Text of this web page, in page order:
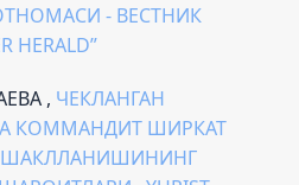
- ВЕСТНИК
HERALD”
, ЧЕКЛАНГАН
КОММАНДИТ ШИРКАТ
ШАКЛЛАНИШИНИНГ